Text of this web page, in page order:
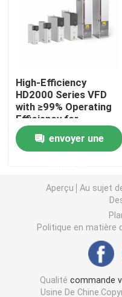
commande variable
Inverseur de
Inverseur de
Appareil à fréquence
Station de recharge
Optimisateur solaire
High-Efficiency
HD2000 Series VFD
with ≥99% Operating
Efficiency for
Industrial Motor
Drives envoyer une
Aperçu Au sujet
Politique en matière
Qualitécommande
Usine De